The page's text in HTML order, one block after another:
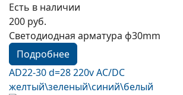
Есть в наличии
200 руб.
Светодиодная арматура ф30mm
Подробнее
AD22-30 d=28 220v AC/DC
желтый\зеленый\синий\белый